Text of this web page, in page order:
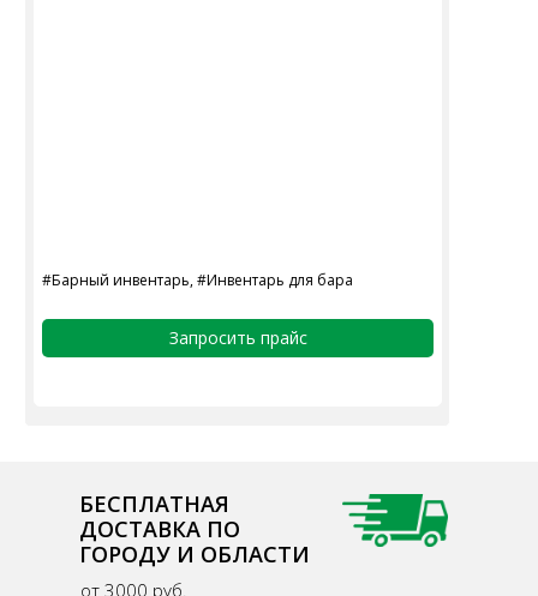
#Барный инвентарь, #Инвентарь для бара
Запросить прайс
БЕСПЛАТНАЯ
ДОСТАВКА ПО
ГОРОДУ И ОБЛАСТИ
от 3000 руб.